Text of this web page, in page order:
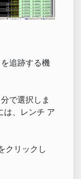
追跡する機
で選択しま
は、レンチ ア
クリックし